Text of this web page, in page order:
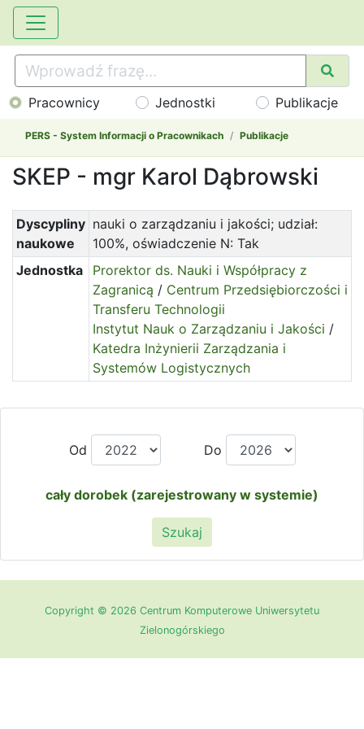
Pracownicy Jednostki Publikacje
PERS - System Informacji o Pracownikach Publikacje
SKEP - mgr Karol Dąbrowski
Dyscypliny
naukowe
nauki o zarządzaniu i jakości; udział:
100%, oświadczenie N: Tak
Jednostka
Prorektor ds. Nauki i Współpracy z
Zagranicą / Centrum Przedsiębiorczości i
Transferu Technologii
Instytut Nauk o Zarządzaniu i Jakości /
Katedra Inżynierii Zarządzania i
Systemów Logistycznych
Od Do
cały dorobek (zarejestrowany w systemie)
Szukaj
Copyright © 2026 Centrum Komputerowe Uniwersytetu
Zielonogórskiego